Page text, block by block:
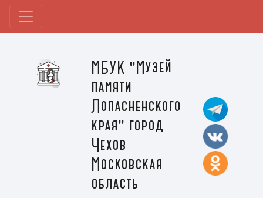
МБУК "Музей
памяти
Лопасненского
края" город
Чехов
Московская
область